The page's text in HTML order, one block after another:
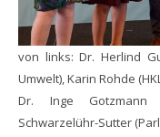
von links: Dr. Herlind
Umwelt), Karin Rohde
Dr. Inge Gotzmann
Schwarzelühr-Sutter